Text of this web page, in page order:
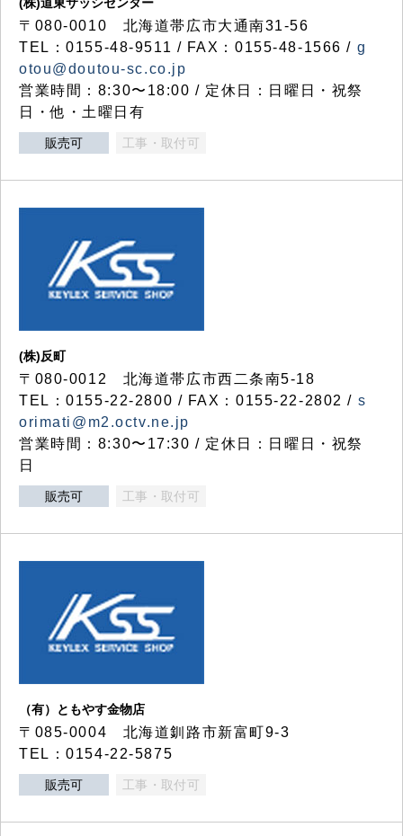
〒080-0010 北海道帯広市大通南31-56
TEL：0155-48-9511 / FAX：0155-48-1566 / g
otou@doutou-sc.co.jp
営業時間：8:30〜18:00 / 定休日：日曜日・祝祭
日・他・土曜日有
販売可 工事・取付可
(株)反町
〒080-0012 北海道帯広市西二条南5-18
TEL：0155-22-2800 / FAX：0155-22-2802 / s
orimati@m2.octv.ne.jp
営業時間：8:30〜17:30 / 定休日：日曜日・祝祭
日
販売可 工事・取付可
（有）ともやす金物店
〒085-0004 北海道釧路市新富町9-3
TEL：0154-22-5875
販売可 工事・取付可